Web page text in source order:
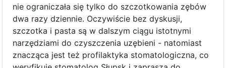
nie ograniczała się tylko do szczotkowania zębów
dwa razy dziennie. Oczywiście bez dyskusji,
szczotka i pasta są w dalszym ciągu istotnymi
narzędziami do czyszczenia uzębieni - natomiast
znacząca jest też profilaktyka stomatologiczna, co